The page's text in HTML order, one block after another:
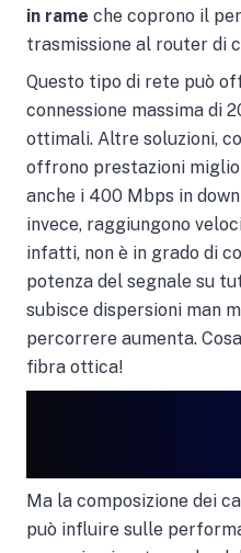
in rame che coprono il
trasmissione al router di
Questo tipo di rete può
connessione massima di
ottimali. Altre soluzioni,
offrono prestazioni
anche i 400 Mbps in
invece, raggiungono
infatti, non è in grado di
potenza del segnale su
subisce dispersioni man
percorrere aumenta.
fibra ottica!
Ma la composizione dei
può influire sulle